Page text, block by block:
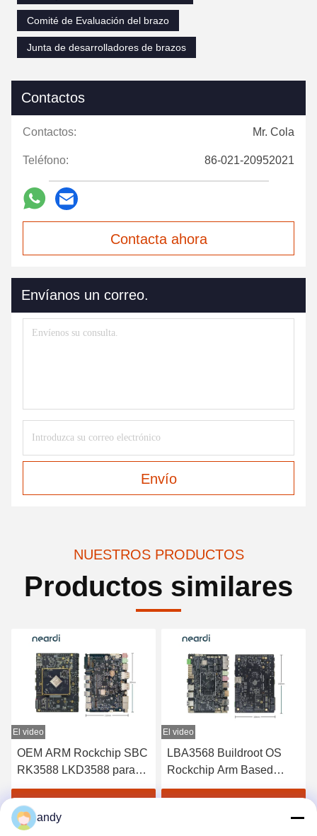
Comité de Evaluación del brazo
Junta de desarrolladores de brazos
Contactos
Contactos: Mr. Cola
Teléfono: 86-021-20952021
Contacta ahora
Envíanos un correo.
Envío
NUESTROS PRODUCTOS
Productos similares
El video
LBA3568 Buildroot OS
Rockchip Arm Based
Development Board SBC
Kit USB3.0 OTG PH2. El
sistema operativo está
Obtenga el mejor precio
El video
LKD3399PRO Embedded
Rockchip SBC Corteza
Industrial M55 Junta de
andy